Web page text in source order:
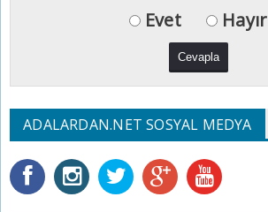
Evet Hayır
ADALARDAN.NET SOSYAL MEDYA